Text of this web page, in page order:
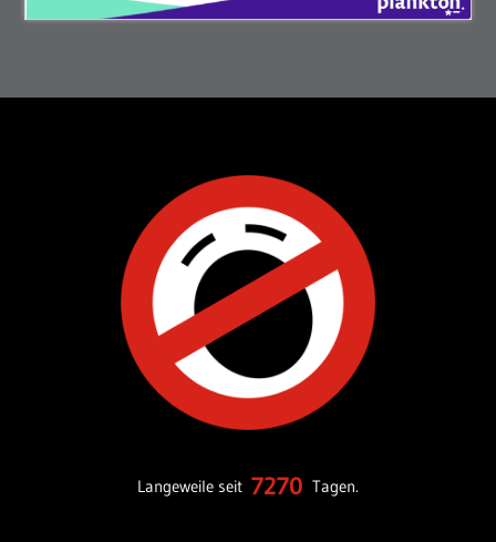
Langeweile seit 7270 Tagen.